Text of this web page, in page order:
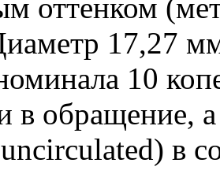
оттенком
17,27
10
в обращение,
в